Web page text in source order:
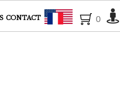
CONTACT Français
0